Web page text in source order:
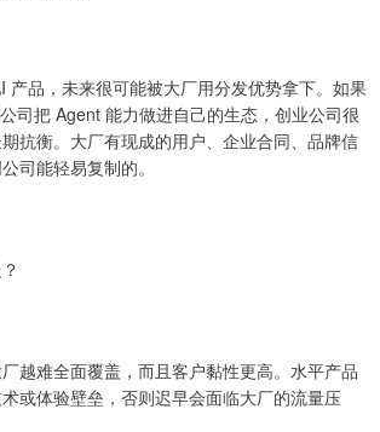
产品，未来很可能被大厂用分发优势拿下。如果
司把 Agent 能力做进自己的生态，创业公司很
抗衡。大厂有现成的用户、企业合同、品牌信
司能轻易复制的。
越难全面覆盖，而且客户黏性更高。水平产品
或体验壁垒，否则迟早会面临大厂的流量压